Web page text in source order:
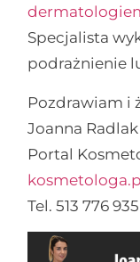
Specjalista
podrażnienie
Pozdrawiam i
Joanna Radlak
Portal
Tel. 513 776 935